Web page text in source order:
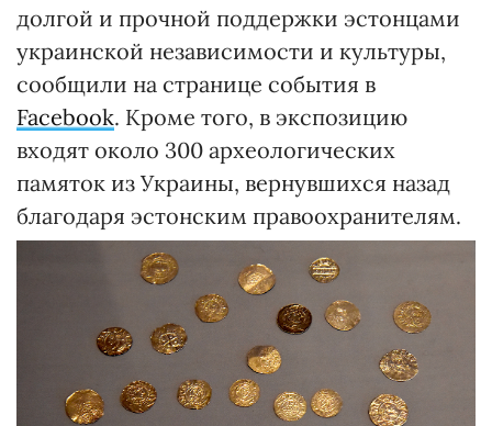
долгой и прочной поддержки эстонцами
украинской независимости и культуры,
сообщили на странице события в
Facebook. Кроме того, в экспозицию
входят около 300 археологических
памяток из Украины, вернувшихся назад
благодаря эстонским правоохранителям.